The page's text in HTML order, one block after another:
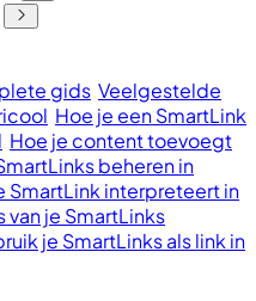
gids Veelgestelde
Hoe je een SmartLink
Hoe je content toevoegt
beheren in
SmartLink interpreteert in
je SmartLinks
je SmartLinks als link in